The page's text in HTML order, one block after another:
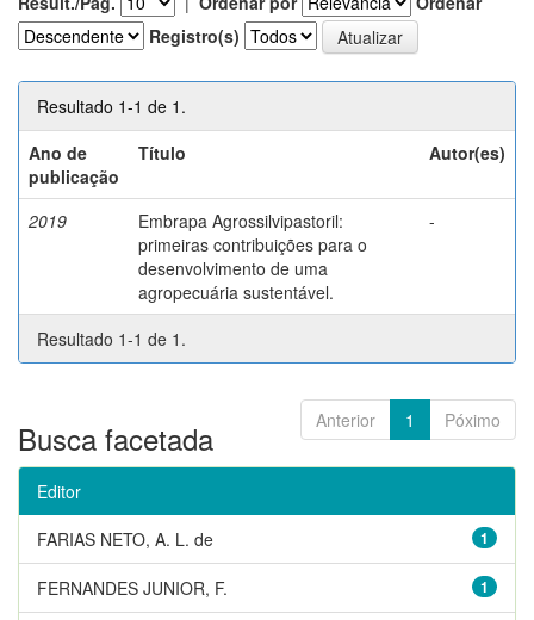
Registro(s)
Resultado 1-1 de 1.
Ano de
publicação
Título Autor(es)
2019
Embrapa Agrossilvipastoril:
primeiras contribuições para o
desenvolvimento de uma
agropecuária sustentável.
-
Resultado 1-1 de 1.
Anterior 1 Póximo
Busca facetada
Editor
1
FARIAS NETO, A. L. de
1
FERNANDES JUNIOR, F.